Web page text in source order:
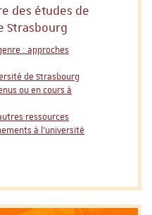
des études de
Strasbourg
: approches
de Strasbourg
ou en cours à
ressources
à l’université